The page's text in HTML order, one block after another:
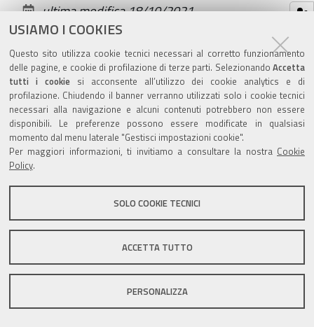
USIAMO I COOKIES
Questo sito utilizza cookie tecnici necessari al corretto funzionamento
delle pagine, e cookie di profilazione di terze parti. Selezionando Accetta
tutti i cookiesi acconsente all’utilizzo dei cookie analytics e di
profilazione. Chiudendo il banner verranno utilizzati solo i cookie tecnici
necessari alla navigazione e alcuni contenuti potrebbero non essere
disponibili. Le preferenze possono essere modificate in qualsiasi
momento dal menu laterale "Gestisci impostazioni cookie".
Per maggiori informazioni, ti invitiamo a consultare la nostra Cookie
Policy.
SOLO COOKIE TECNICI
ACCETTA TUTTO
PERSONALIZZA
documento
ultima modifica18/10/2021
Valuta questo sito
Sito istituzionale Comune di Zola Predosa
Privacy policy|DPO|Accessibilità